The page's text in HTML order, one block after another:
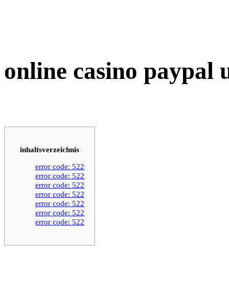
online casino paypal
inhaltsverzeichnis
error code: 522
error code: 522
error code: 522
error code: 522
error code: 522
error code: 522
error code: 522